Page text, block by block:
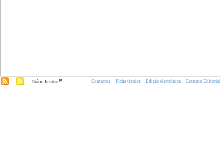
Diário Insular.pt Contactos Ficha técnica Edição electrónica Estatuto Editorial